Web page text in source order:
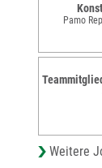
Pamo
Weitere